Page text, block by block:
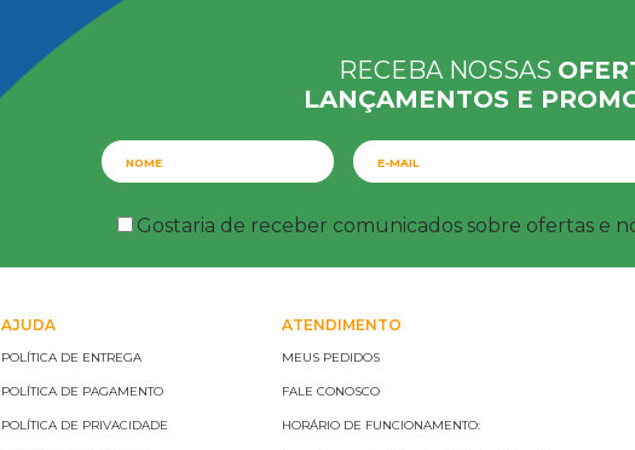
RECEBA NOSSAS
LANÇAMENTOS E
Gostaria de receber comunicados sobre ofertas e
AJUDA
POLÍTICA DE ENTREGA
POLÍTICA DE PAGAMENTO
POLÍTICA DE PRIVACIDADE
ATENDIMENTO
MEUS PEDIDOS
FALE CONOSCO
HORÁRIO DE FUNCIONAMENTO: